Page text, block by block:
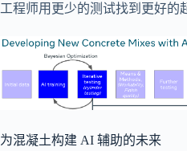
工程师用更少的测试找到更好的
为混凝土构建 AI 辅助的未来